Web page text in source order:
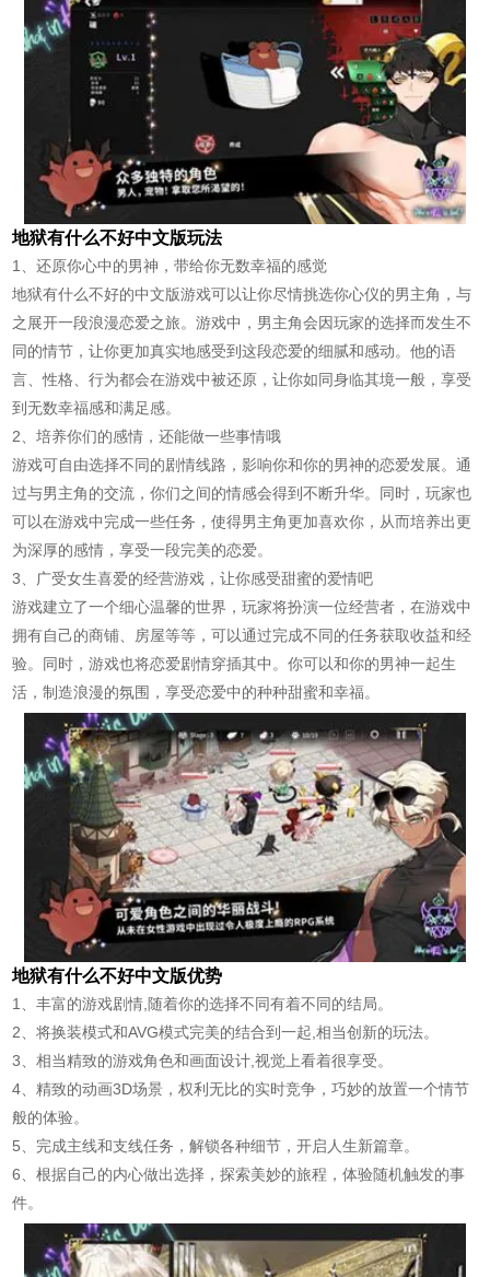
地狱有什么不好中文版玩法
1、还原你心中的男神，带给你无数幸福的感觉
地狱有什么不好的中文版游戏可以让你尽情挑选你心仪的男主角，与
之展开一段浪漫恋爱之旅。游戏中，男主角会因玩家的选择而发生不
同的情节，让你更加真实地感受到这段恋爱的细腻和感动。他的语
言、性格、行为都会在游戏中被还原，让你如同身临其境一般，享受
到无数幸福感和满足感。
2、培养你们的感情，还能做一些事情哦
游戏可自由选择不同的剧情线路，影响你和你的男神的恋爱发展。通
过与男主角的交流，你们之间的情感会得到不断升华。同时，玩家也
可以在游戏中完成一些任务，使得男主角更加喜欢你，从而培养出更
为深厚的感情，享受一段完美的恋爱。
3、广受女生喜爱的经营游戏，让你感受甜蜜的爱情吧
游戏建立了一个细心温馨的世界，玩家将扮演一位经营者，在游戏中
拥有自己的商铺、房屋等等，可以通过完成不同的任务获取收益和经
验。同时，游戏也将恋爱剧情穿插其中。你可以和你的男神一起生
活，制造浪漫的氛围，享受恋爱中的种种甜蜜和幸福。
地狱有什么不好中文版优势
1、丰富的游戏剧情,随着你的选择不同有着不同的结局。
2、将换装模式和AVG模式完美的结合到一起,相当创新的玩法。
3、相当精致的游戏角色和画面设计,视觉上看着很享受。
4、精致的动画3D场景，权利无比的实时竞争，巧妙的放置一个情节
般的体验。
5、完成主线和支线任务，解锁各种细节，开启人生新篇章。
6、根据自己的内心做出选择，探索美妙的旅程，体验随机触发的事
件。